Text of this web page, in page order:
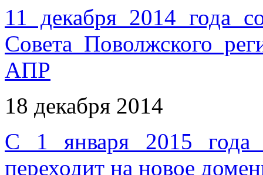
11 декабря 2014 года
Совета Поволжского
АПР
18 декабря 2014
С 1 января 2015
переходит на новое